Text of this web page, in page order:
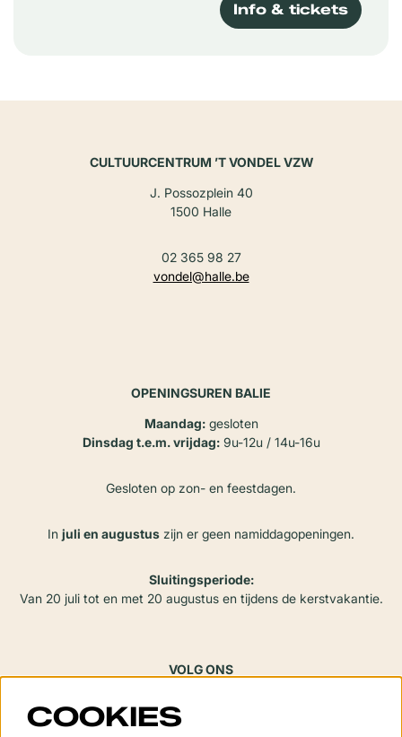
Info & tickets
CULTUURCENTRUM ’T VONDEL VZW
J. Possozplein 40
1500 Halle
02 365 98 27
vondel@halle.be
OPENINGSUREN BALIE
Maandag:gesloten
Dinsdag t.e.m. vrijdag:9u-12u / 14u-16u
Gesloten op zon- en feestdagen.
In juli en augustus zijn er geen namiddagopeningen.
Sluitingsperiode:
Van 20 juli tot en met 20 augustus en tijdens de kerstvakantie.
VOLG ONS
COOKIES